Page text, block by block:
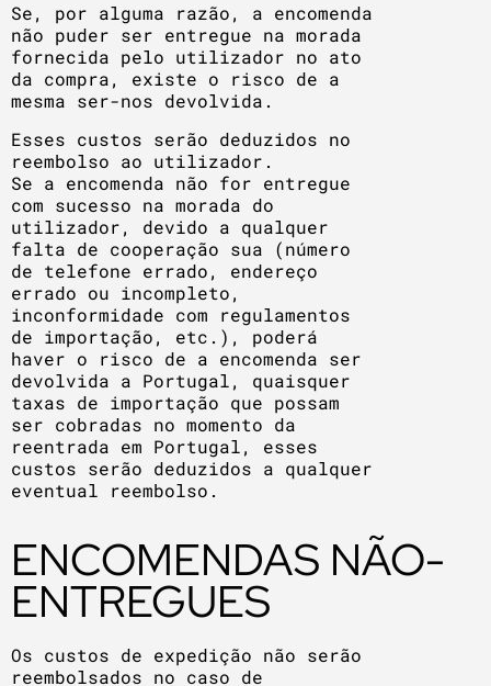
Se, por alguma razão, a encomenda
não puder ser entregue na morada
fornecida pelo utilizador no ato
da compra, existe o risco de a
mesma ser-nos devolvida.
Esses custos serão deduzidos no
reembolso ao utilizador.
Se a encomenda não for entregue
com sucesso na morada do
utilizador, devido a qualquer
falta de cooperação sua (número
de telefone errado, endereço
errado ou incompleto,
inconformidade com regulamentos
de importação, etc.), poderá
haver o risco de a encomenda ser
devolvida a Portugal, quaisquer
taxas de importação que possam
ser cobradas no momento da
reentrada em Portugal, esses
custos serão deduzidos a qualquer
eventual reembolso.
ENCOMENDAS NÃO-
ENTREGUES
Os custos de expedição não serão
reembolsados no caso de